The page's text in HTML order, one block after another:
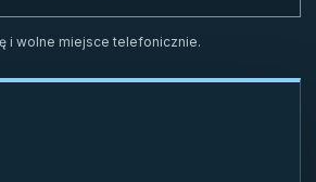
i wolne miejsce telefonicznie.